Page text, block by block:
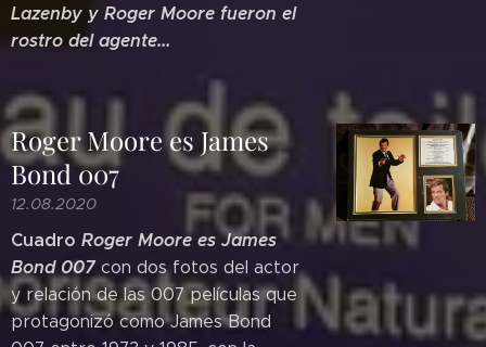
Lazenby y Roger Moore fueron el
rostro del agente...
Roger Moore es James
Bond 007
12.08.2020
Cuadro Roger Moore es James
Bond 007 con dos fotos del actor
y relación de las 007 películas que
protagonizó como James Bond